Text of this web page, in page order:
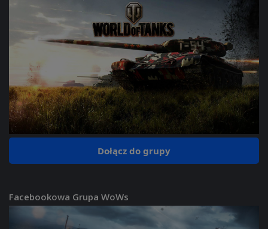
Dołącz do grupy
Facebookowa Grupa WoWs